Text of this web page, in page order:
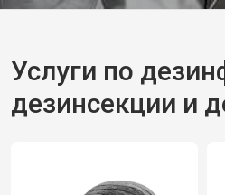
Услуги по
дезинсекции и